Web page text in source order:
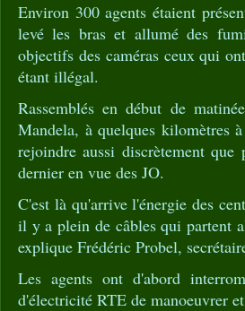
Environ 300 agents étaient
levé les bras et allumé des
objectifs des caméras ceux qui
étant illégal.
Rassemblés en début de
Mandela, à quelques kilomètres
rejoindre aussi discrètement que
dernier en vue des JO.
C'est là qu'arrive l'énergie des
il y a plein de câbles qui partent
explique Frédéric Probel,
Les agents ont d'abord
d'électricité RTE de manoeuvrer